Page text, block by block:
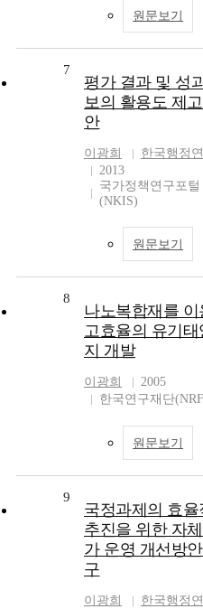
원문보기
7
평가 결과 및 성
보의 활용도 제
안
이광희
한국행정
2013
국가정책연구포털
(NKIS)
원문보기
8
나노복합재를 이
고효율의 유기태
지 개발
이광희
2005
한국연구재단
원문보기
9
국정과제의 효율
추진을 위한 자
가 운영 개선방
구
이광희
한국행정